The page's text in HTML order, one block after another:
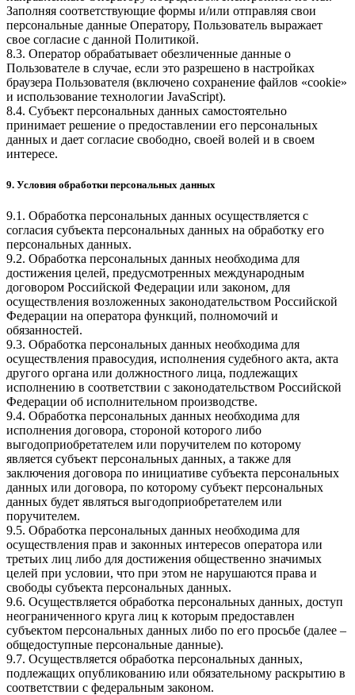
Заполняя соответствующие формы и/или отправляя свои
персональные данные Оператору, Пользователь выражает
свое согласие с данной Политикой.
8.3. Оператор обрабатывает обезличенные данные о
Пользователе в случае, если это разрешено в настройках
браузера Пользователя (включено сохранение файлов «cookie»
и использование технологии JavaScript).
8.4. Субъект персональных данных самостоятельно
принимает решение о предоставлении его персональных
данных и дает согласие свободно, своей волей и в своем
интересе.
9. Условия обработки персональных данных
9.1. Обработка персональных данных осуществляется с
согласия субъекта персональных данных на обработку его
персональных данных.
9.2. Обработка персональных данных необходима для
достижения целей, предусмотренных международным
договором Российской Федерации или законом, для
осуществления возложенных законодательством Российской
Федерации на оператора функций, полномочий и
обязанностей.
9.3. Обработка персональных данных необходима для
осуществления правосудия, исполнения судебного акта, акта
другого органа или должностного лица, подлежащих
исполнению в соответствии с законодательством Российской
Федерации об исполнительном производстве.
9.4. Обработка персональных данных необходима для
исполнения договора, стороной которого либо
выгодоприобретателем или поручителем по которому
является субъект персональных данных, а также для
заключения договора по инициативе субъекта персональных
данных или договора, по которому субъект персональных
данных будет являться выгодоприобретателем или
поручителем.
9.5. Обработка персональных данных необходима для
осуществления прав и законных интересов оператора или
третьих лиц либо для достижения общественно значимых
целей при условии, что при этом не нарушаются права и
свободы субъекта персональных данных.
9.6. Осуществляется обработка персональных данных, доступ
неограниченного круга лиц к которым предоставлен
субъектом персональных данных либо по его просьбе (далее –
общедоступные персональные данные).
9.7. Осуществляется обработка персональных данных,
подлежащих опубликованию или обязательному раскрытию в
соответствии с федеральным законом.